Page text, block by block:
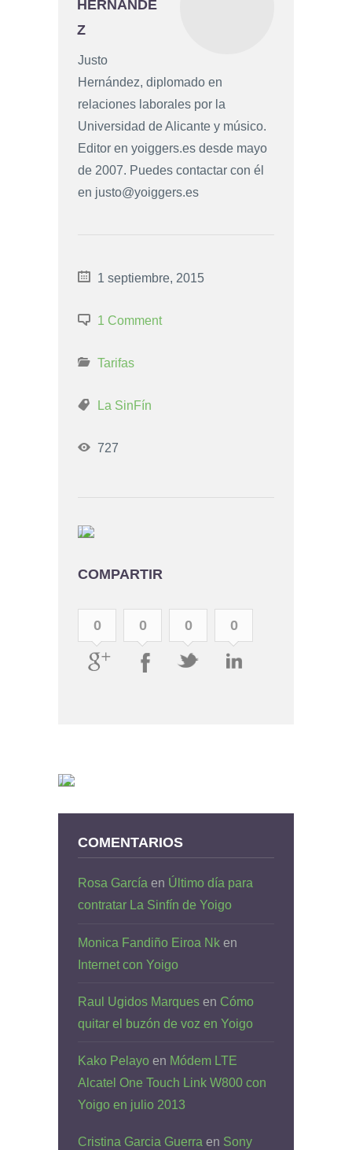
HERNÁNDE
Z
Justo
Hernández, diplomado en
relaciones laborales por la
Universidad de Alicante y músico.
Editor en yoiggers.es desde mayo
de 2007. Puedes contactar con él
en justo@yoiggers.es
1 septiembre, 2015
1 Comment
Tarifas
La SinFín
727
COMPARTIR
0 0 0 0
COMENTARIOS
Rosa García en Último día para
contratar La Sinfín de Yoigo
Monica Fandiño Eiroa Nk en
Internet con Yoigo
Raul Ugidos Marques en Cómo
quitar el buzón de voz en Yoigo
Kako Pelayo en Módem LTE
Alcatel One Touch Link W800 con
Yoigo en julio 2013
Cristina Garcia Guerra en Sony